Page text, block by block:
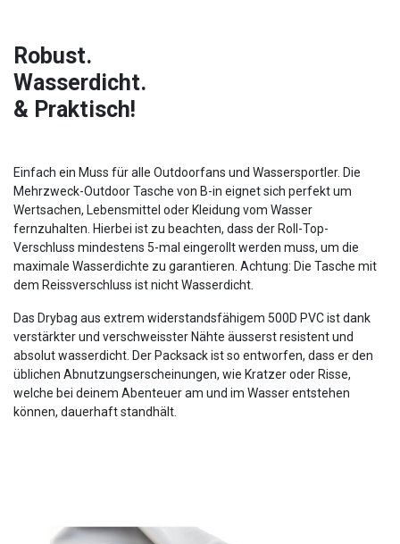
Robust.
Wasserdicht.
& Praktisch!
Einfach ein Muss für alle Outdoorfans und Wassersportler. Die
Mehrzweck-Outdoor Tasche von B-in eignet sich perfekt um
Wertsachen, Lebensmittel oder Kleidung vom Wasser
fernzuhalten. Hierbei ist zu beachten, dass der Roll-Top-
Verschluss mindestens 5-mal eingerollt werden muss, um die
maximale Wasserdichte zu garantieren. Achtung: Die Tasche mit
dem Reissverschluss ist nicht Wasserdicht.
Das Drybag aus extrem widerstandsfähigem 500D PVC ist dank
verstärkter und verschweisster Nähte äusserst resistent und
absolut wasserdicht. Der Packsack ist so entworfen, dass er den
üblichen Abnutzungserscheinungen, wie Kratzer oder Risse,
welche bei deinem Abenteuer am und im Wasser entstehen
können, dauerhaft standhält.